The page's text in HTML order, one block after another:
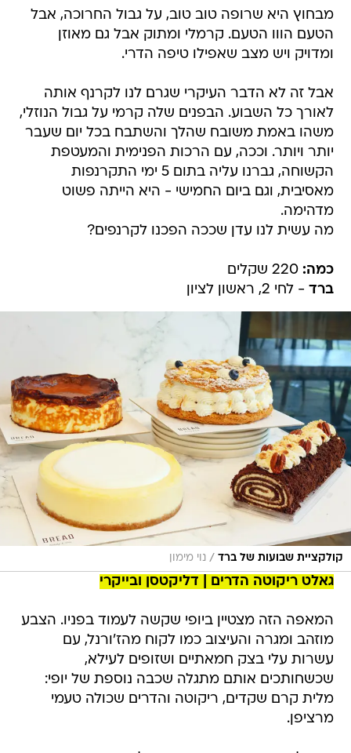
מבחוץ היא שרופה טוב טוב, על גבול החרוכה, אבל
הטעם הווו הטעם. קרמלי ומתוק אבל גם מאוזן
ומדויק ויש מצב שאפילו טיפה הדרי.
אבל זה לא הדבר העיקרי שגרם לנו לקרנף אותה
לאורך כל השבוע. הבפנים שלה קרמי על גבול הנוזלי,
משהו באמת משובח שהלך והשתבח בכל יום שעבר
יותר ויותר. וככה, עם הרכות הפנימית והמעטפת
הקשוחה, גברנו עליה בתום 5 ימי התקרנפות
מאסיבית, וגם ביום החמישי - היא הייתה פשוט
מדהימה.
מה עשית לנו עדן שככה הפכנו לקרנפים?
כמה: 220 שקלים
ברד - לחי 2, ראשון לציון
קולקציית שבועות של ברד / נוי מימון
גאלט ריקוטה הדרים | דליקטסן ובייקרי
המאפה הזה מצטיין ביופי שקשה לעמוד בפניו. הצבע
מוזהב ומגרה והעיצוב כמו לקוח מהז'ורנל, עם
עשרות עלי בצק חמאתיים ושזופים לעילא,
שכשחותכים אותם מתגלה שכבה נוספת של יופי:
מלית קרם שקדים, ריקוטה והדרים שכולה טעמי
מרציפן.